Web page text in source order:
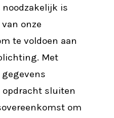
is
onze
te voldoen aan
Met
opdracht sluiten
om